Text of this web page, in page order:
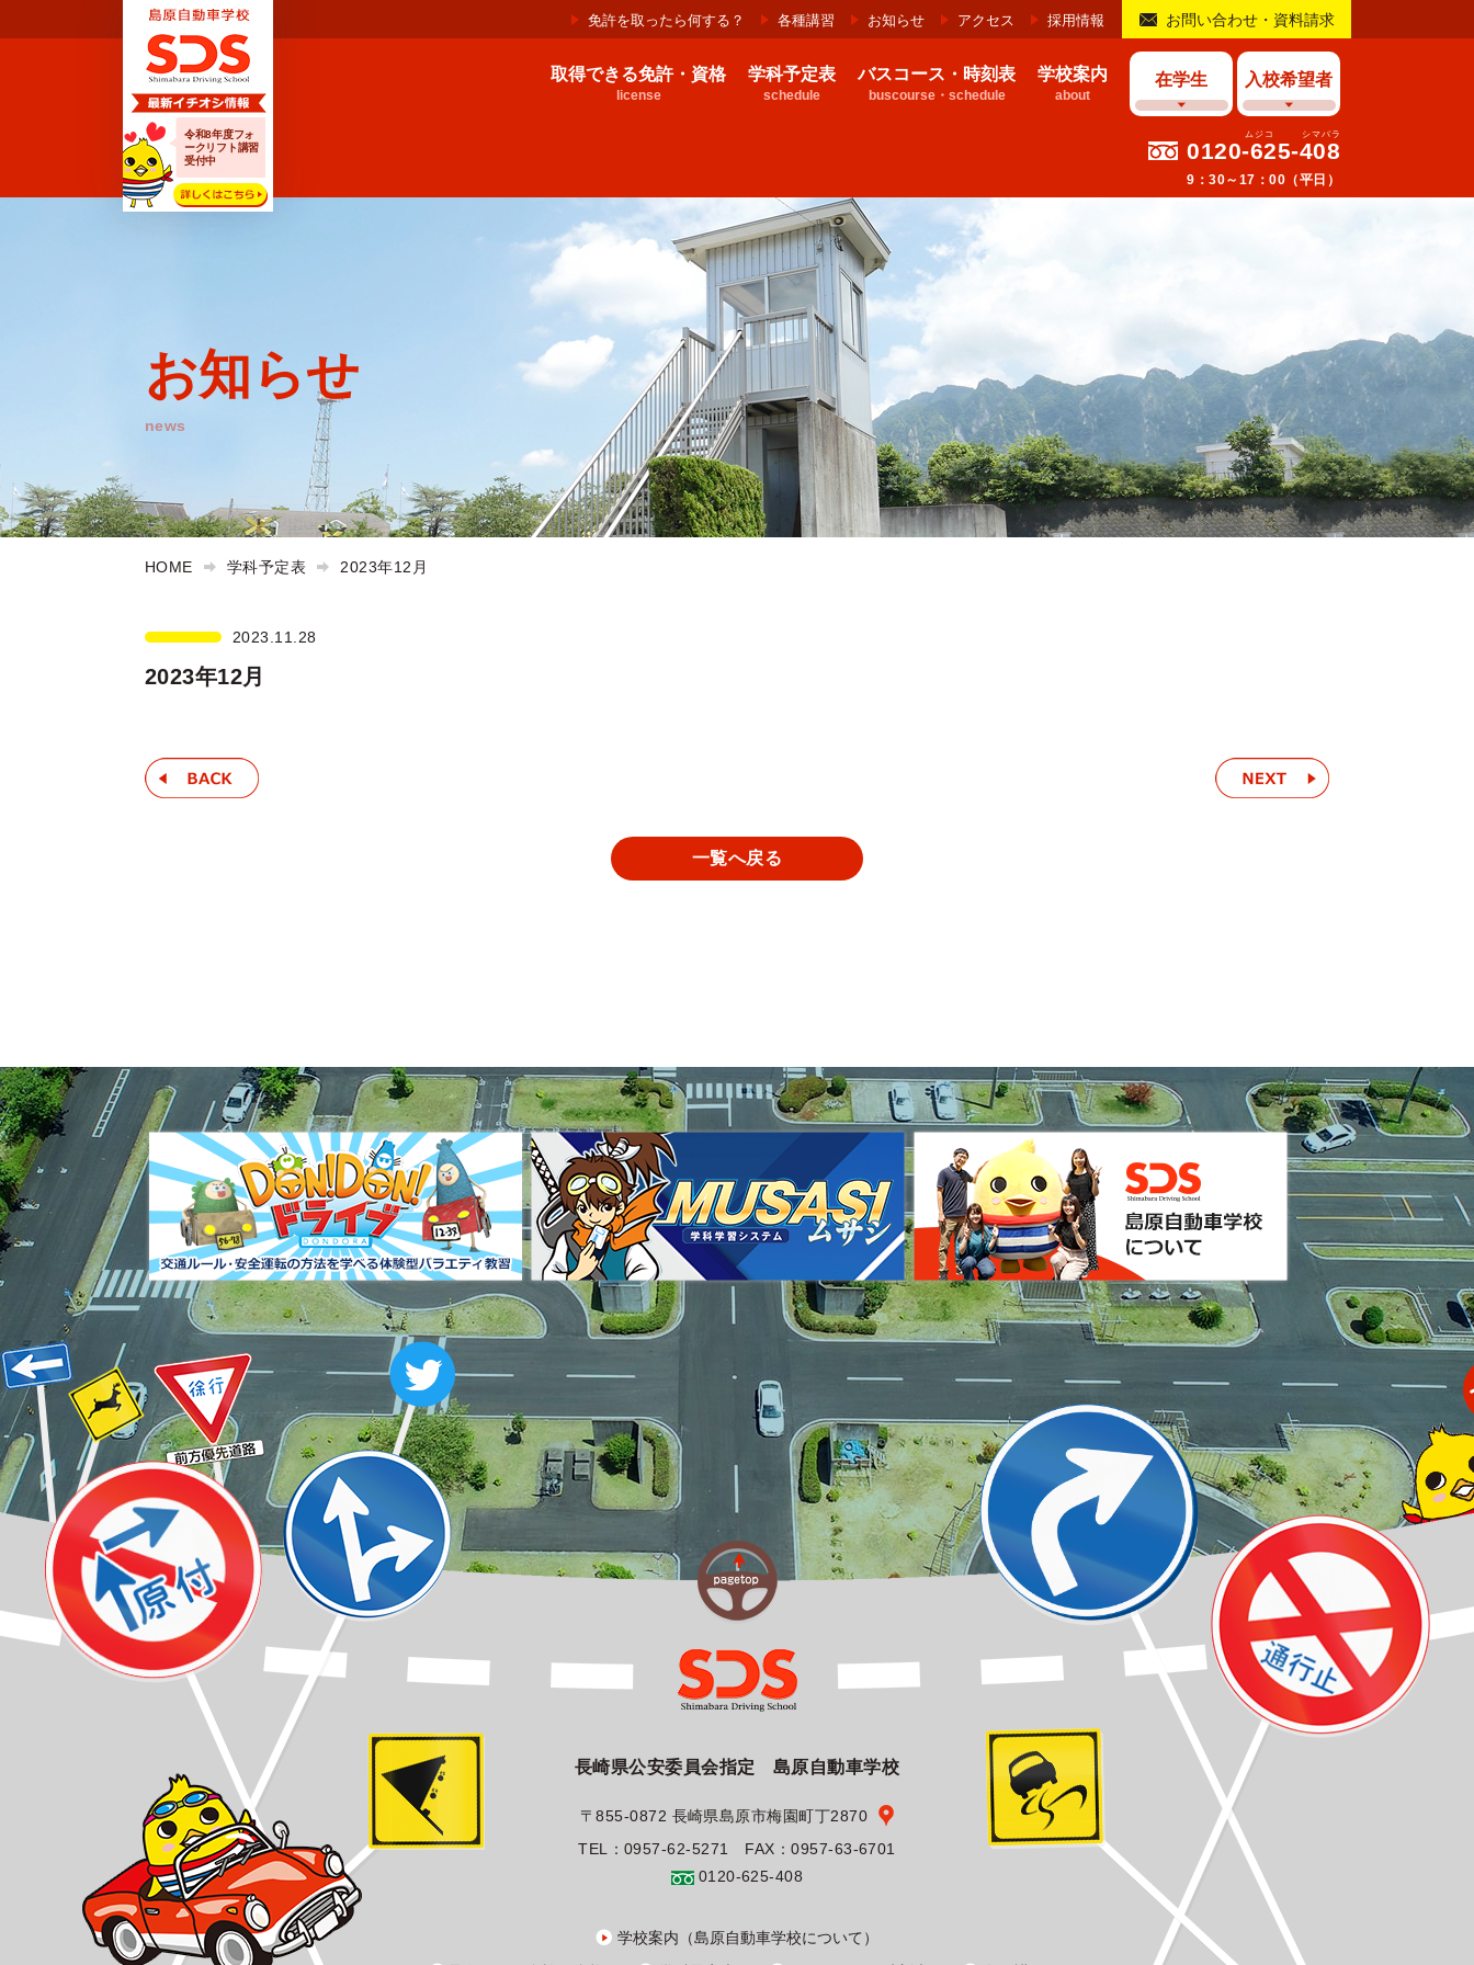
令和8年度フォ
ークリフト講習
受付中
免許を取ったら何する？ 各種講習 お知らせ アクセス 採用情報 お問い合わせ・資料請求
取得できる免許・資格
license
学科予定表
schedule
バスコース・時刻表
buscourse・schedule
学校案内
about
在学生 入校希望者
0120-625-408
9：30～17：00（平日）
お知らせ
news
HOME 学科予定表 2023年12月
2023.11.28
2023年12月
一覧へ戻る
長崎県公安委員会指定 島原自動車学校
〒855-0872 長崎県島原市梅園町丁2870
TEL：0957-62-5271 FAX：0957-63-6701
0120-625-408
学校案内（島原自動車学校について）